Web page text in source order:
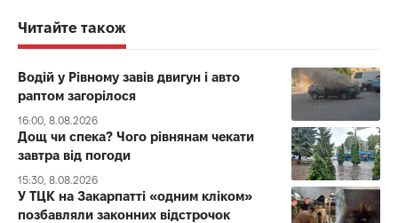
Читайте також
Водій у Рівному завів двигун і авто
раптом загорілося
16:00, 8.08.2026
Дощ чи спека? Чого рівнянам чекати
завтра від погоди
15:30, 8.08.2026
У ТЦК на Закарпатті «одним кліком»
позбавляли законних відстрочок